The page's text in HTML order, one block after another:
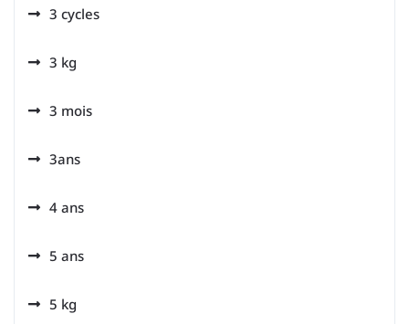
3 cycles
3 kg
3 mois
3ans
4 ans
5 ans
5 kg